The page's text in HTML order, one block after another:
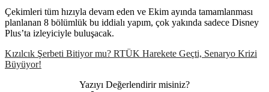
Çekimleri tüm hızıyla devam eden ve Ekim ayında tamamlanması
planlanan 8 bölümlük bu iddialı yapım, çok yakında sadece Disney
Plus’ta izleyiciyle buluşacak.
Kızılcık Şerbeti Bitiyor mu? RTÜK Harekete Geçti, Senaryo Krizi
Büyüyor!
Yazıyı Değerlendirir misiniz?